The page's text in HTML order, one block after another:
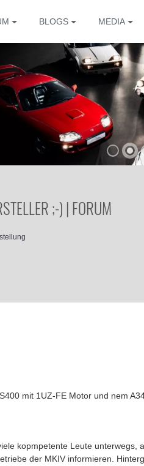
BLOGS MEDIA
;-) | FORUM
mit 1UZ-FE Motor und nem
kopmpetente Leute
der MKIV informieren.